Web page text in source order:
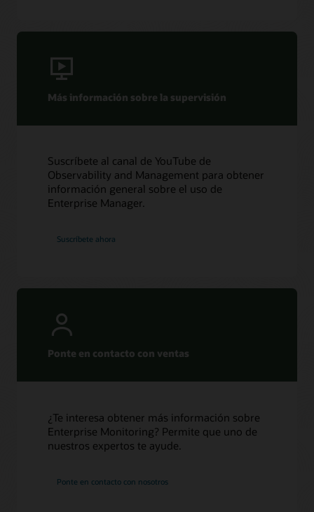
Más información sobre la supervisión
Suscríbete al canal de YouTube de
Observability and Management para obtener
información general sobre el uso de
Enterprise Manager.
Suscríbete ahora
Ponte en contacto con ventas
¿Te interesa obtener más información sobre
Enterprise Monitoring? Permite que uno de
nuestros expertos te ayude.
Ponte en contacto con nosotros